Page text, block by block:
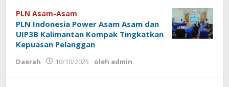
PLN Asam-Asam
PLN Indonesia Power Asam Asam dan
UIP3B Kalimantan Kompak Tingkatkan
Kepuasan Pelanggan
Daerah 10/10/2025 oleh admin